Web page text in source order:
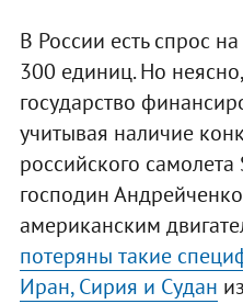
В России есть спрос
300 единиц. Но
государство
учитывая наличие
российского самолета
господин
американским
потеряны такие
Иран, Сирия и Судан